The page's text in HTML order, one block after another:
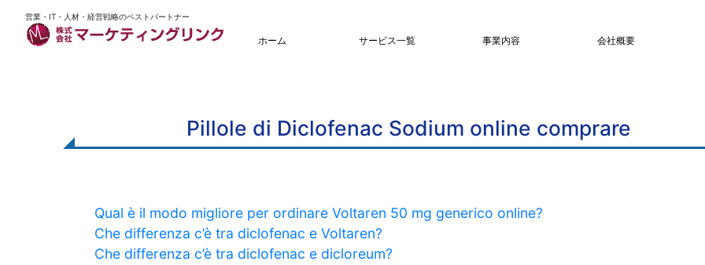
営業・IT・人材・経営戦略のベストパートナー
ホーム サービス一覧 事業内容 会社概要
Pillole di Diclofenac Sodium online comprare
Qual è il modo migliore per ordinare Voltaren 50 mg generico online?
Che differenza c’è tra diclofenac e Voltaren?
Che differenza c’è tra diclofenac e dicloreum?